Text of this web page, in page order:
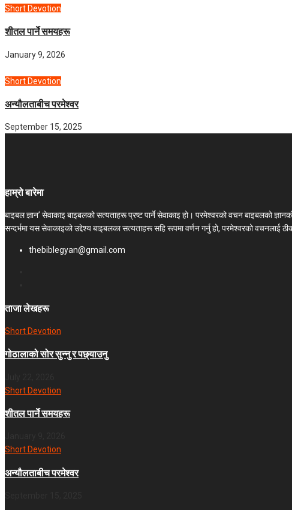
Short Devotion
शीतल पार्ने समयहरू
January 9, 2026
Short Devotion
अन्यौलताबीच परमेश्‍वर
September 15, 2025
हाम्रो बारेमा
बाइबल ज्ञान’ सेवाकाइ बाइबलको सत्यताहरू प्रष्ट पार्ने सेवाकाइ हो। परमेश्‍वरको वचन बाइबलको
सन्दर्भमा यस सेवाकाइको उद्देश्य बाइबलका सत्यताहरू सहि रूपमा वर्णन गर्नु हो, परमेश्वरको वचनलाई
thebiblegyan@gmail.com
ताजा लेखहरू
Short Devotion
गोठालाको सोर सुन्नु र पछ्याउनु
Short Devotion
शीतल पार्ने समयहरू
Short Devotion
अन्यौलताबीच परमेश्‍वर